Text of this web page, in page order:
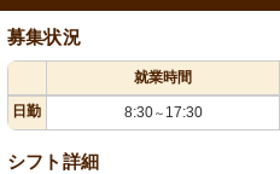
募集状況
就業時間
日勤
8:30～ 17:30
シフト詳細